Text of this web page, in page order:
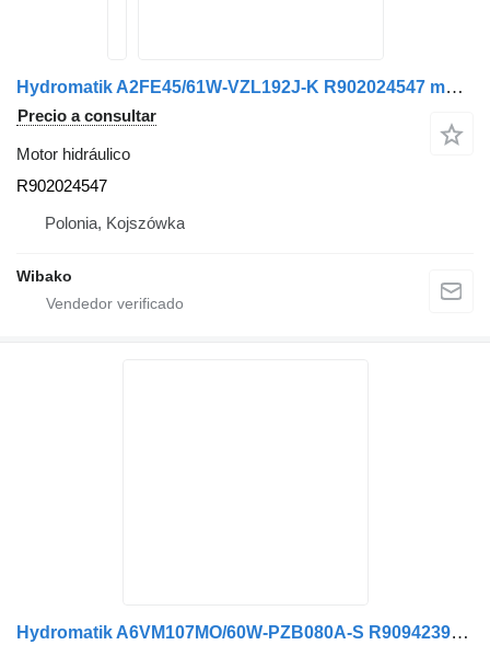
Hydromatik A2FE45/61W-VZL192J-K R902024547 motor hidráulico
Precio a consultar
Motor hidráulico
R902024547
Polonia, Kojszówka
Wibako
Hydromatik A6VM107MO/60W-PZB080A-S R909423944 motor hidráulico